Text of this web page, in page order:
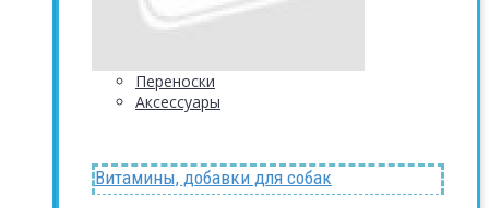
Переноски
Аксессуары
Витамины, добавки для собак